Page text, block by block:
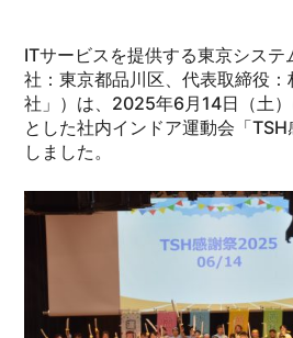
ITサービスを提供する東京システ
社：東京都品川区、代表取締役：
社」）は、2025年6月14日（土
とした社内インドア運動会「
しました。